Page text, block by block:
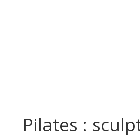
Pilates :